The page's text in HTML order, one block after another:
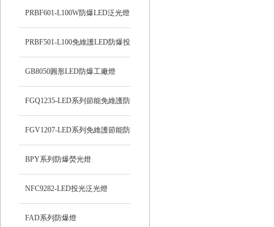
PRBF601-L100W防爆LED泛光燈
PRBF501-L100免維護LED防爆投
光燈
GB8050圓形LED防爆工廠燈
FGQ1235-LED系列節能免維護防
爆投光燈
FGV1207-LED系列免維護節能防
爆燈
BPY系列防爆熒光燈
NFC9282-LED投光泛光燈
FAD系列防爆燈